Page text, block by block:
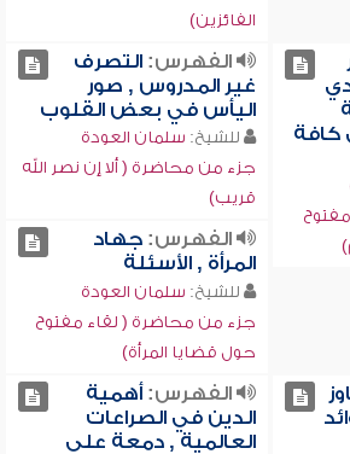
الفائزين)
كافة
الفهرس:التصرف
غير المدروس , صور
اليأس في بعض القلوب
للشيخ: سلمان العودة
جزء من محاضرة ( ألا إن نصر الله
قريب)
الفهرس:جهاد
المرأة , الأسئلة
للشيخ: سلمان العودة
جزء من محاضرة ( لقاء مفتوح
حول قضايا المرأة)
الفهرس:أهمية
الدين في الصراعات
العالمية , دمعة على